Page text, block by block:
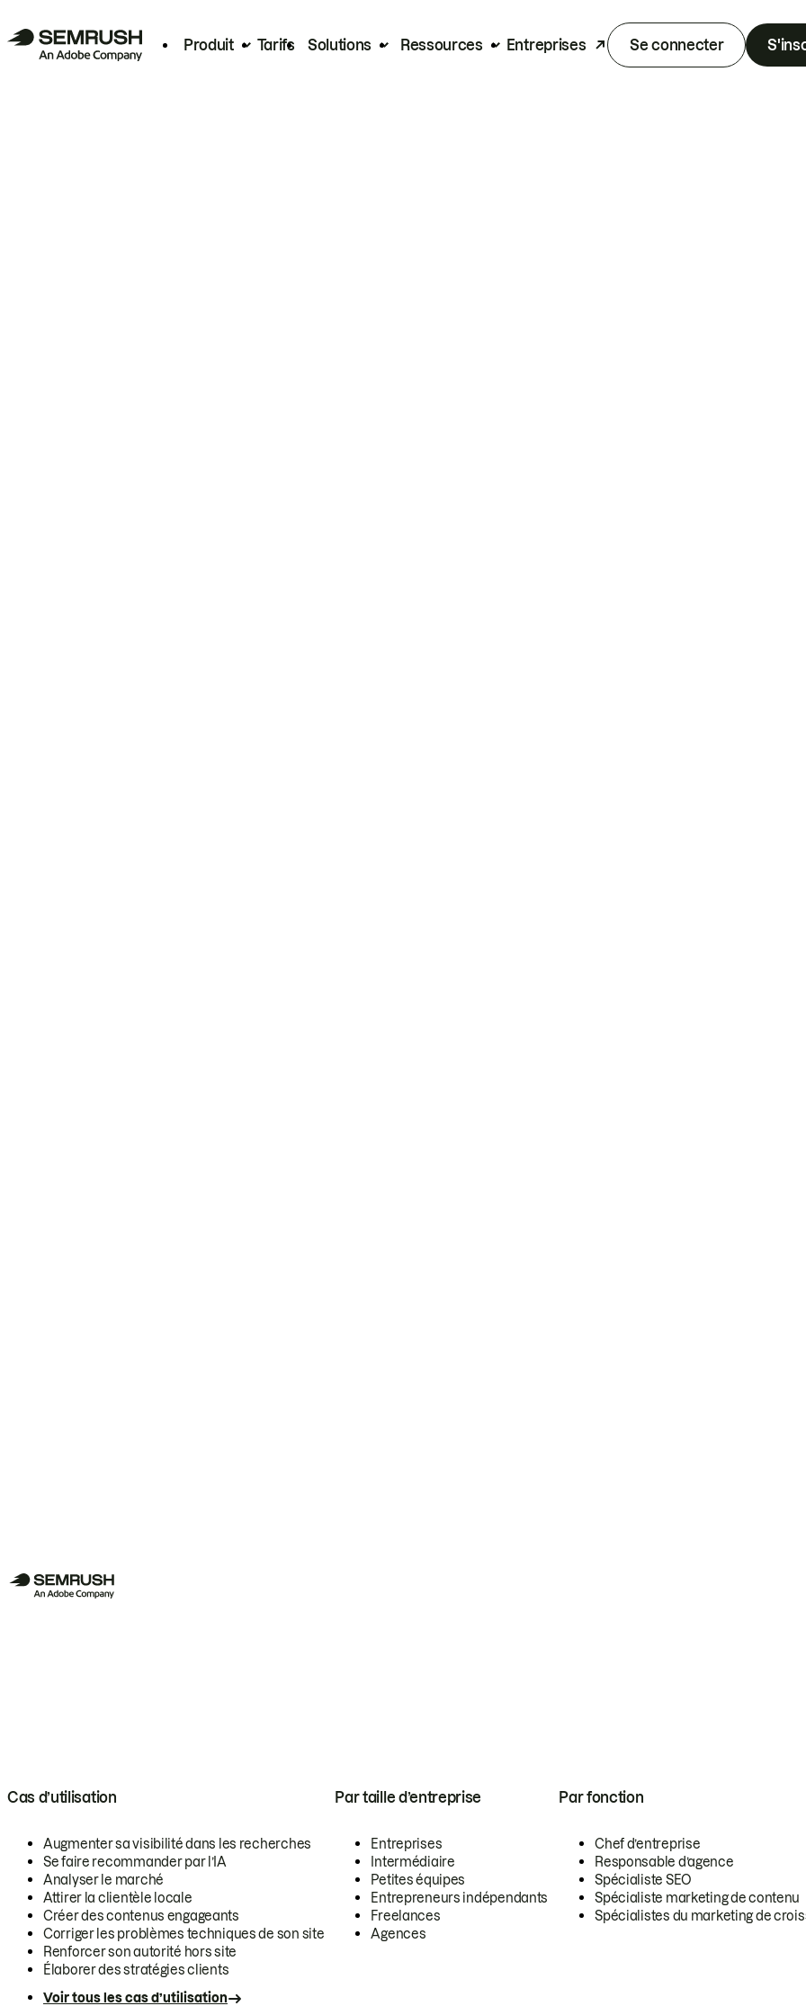
Produit Tarifs Solutions Ressources Entreprises Se connecter
Cas d’utilisation
Augmenter sa visibilité dans les recherches
Se faire recommander par l’IA
Analyser le marché
Attirer la clientèle locale
Créer des contenus engageants
Corriger les problèmes techniques de son site
Renforcer son autorité hors site
Élaborer des stratégies clients
Voir tous les cas d’utilisation
Par taille d’entreprise
Entreprises
Intermédiaire
Petites équipes
Entrepreneurs indépendants
Freelances
Agences
Par fonction
Chef d’entreprise
Responsable d’agence
Spécialiste SEO
Spécialiste marketing de contenu
Spécialistes du marketing de